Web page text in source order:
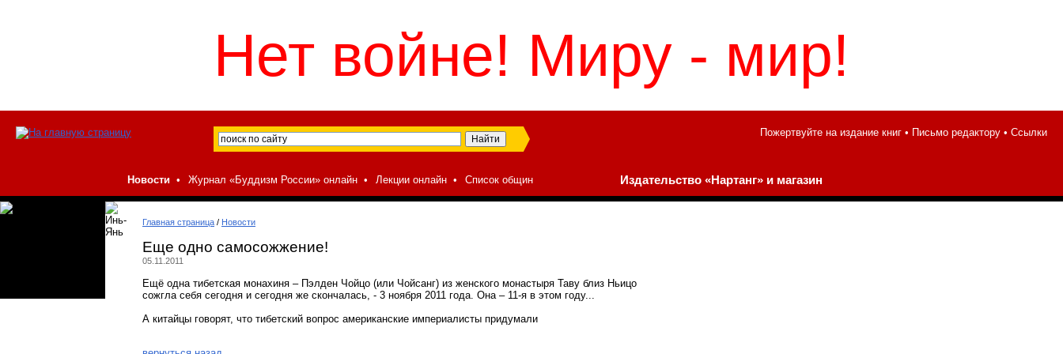
Пожертвуйте на издание книг • Письмо редактору • Ссылки
Новости • Журнал «Буддизм России» онлайн • Лекции онлайн • Список общин Издательство «Нартанг» и магазин
Нет войне! Миру - мир!
Главная страница / Новости
Еще одно самосожжение!
05.11.2011
Ещё одна тибетская монахиня – Пэлден Чойцо (или Чойсанг) из женского монастыря Таву близ Ньицо
сожгла себя сегодня и сегодня же скончалась, - 3 ноября 2011 года. Она – 11-я в этом году...
А китайцы говорят, что тибетский вопрос американские империалисты придумали